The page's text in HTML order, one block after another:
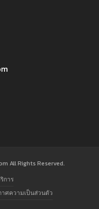
All Rights Reserved.
การ
ศความเป็นส่วนตัว